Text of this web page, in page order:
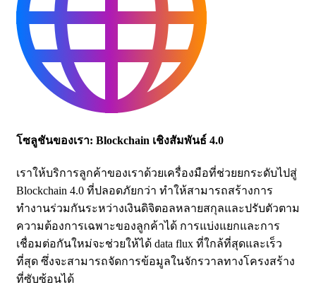
โซลูชันของเรา: Blockchain เชิงสัมพันธ์ 4.0
เราให้บริการลูกค้าของเราด้วยเครื่องมือที่ช่วยยกระดับไปสู่
Blockchain 4.0 ที่ปลอดภัยกว่า ทำให้สามารถสร้างการ
ทำงานร่วมกันระหว่างเงินดิจิตอลหลายสกุลและปรับตัวตาม
ความต้องการเฉพาะของลูกค้าได้ การแบ่งแยกและการ
เชื่อมต่อกันใหม่จะช่วยให้ได้ data flux ที่ใกล้ที่สุดและเร็ว
ที่สุด ซึ่งจะสามารถจัดการข้อมูลในจักรวาลทางโครงสร้าง
ที่ซับซ้อนได้